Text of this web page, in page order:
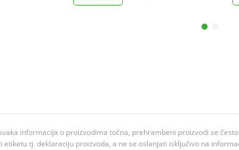
informacija o proizvodima točna, prehrambeni proizvodi se
tj. deklaraciju proizvoda, a ne se oslanjati isključivo na